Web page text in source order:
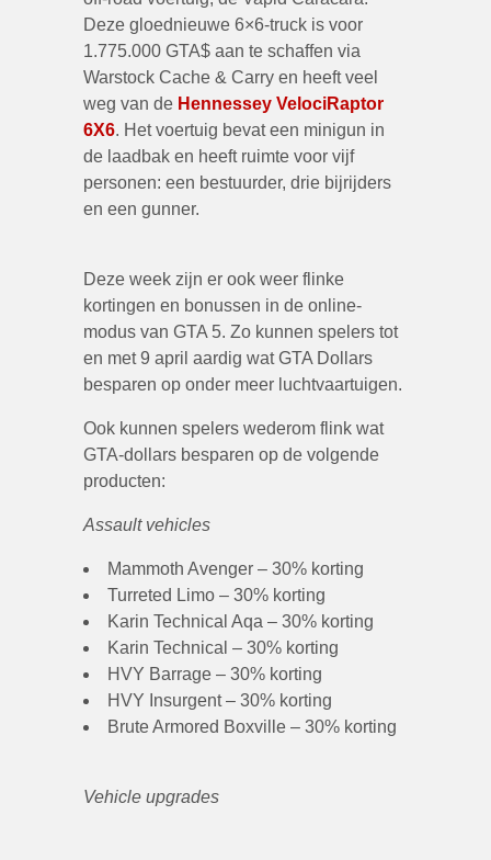
Deze gloednieuwe 6×6-truck is voor
1.775.000 GTA$ aan te schaffen via
Warstock Cache & Carry en heeft veel
weg van de Hennessey VelociRaptor
6X6. Het voertuig bevat een minigun in
de laadbak en heeft ruimte voor vijf
personen: een bestuurder, drie bijrijders
en een gunner.
Deze week zijn er ook weer flinke
kortingen en bonussen in de online-
modus van GTA 5. Zo kunnen spelers tot
en met 9 april aardig wat GTA Dollars
besparen op onder meer luchtvaartuigen.
Ook kunnen spelers wederom flink wat
GTA-dollars besparen op de volgende
producten:
Assault vehicles
Mammoth Avenger – 30% korting
Turreted Limo – 30% korting
Karin Technical Aqa – 30% korting
Karin Technical – 30% korting
HVY Barrage – 30% korting
HVY Insurgent – 30% korting
Brute Armored Boxville – 30% korting
Vehicle upgrades